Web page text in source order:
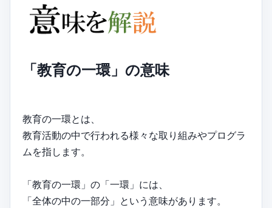
「教育の一環」の意味
教育の一環とは、
教育活動の中で行われる様々な取り組みやプログラ
ムを指します。
「教育の一環」の「一環」には、
「全体の中の一部分」という意味があります。